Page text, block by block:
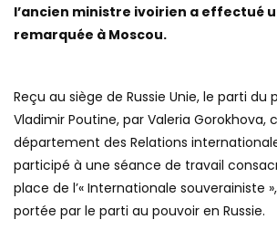
l’ancien ministre ivoirien a effectué
remarquée à Moscou.
Reçu au siège de Russie Unie, le parti du
Vladimir Poutine, par Valeria Gorokhova,
département des Relations
participé à une séance de travail
place de l’« Internationale souverainiste
portée par le parti au pouvoir en Russie.